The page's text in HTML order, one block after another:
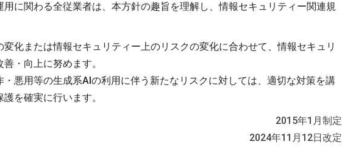
に関わる全従業者は、本方針の趣旨を理解し、情報セキュリティー関連規
化または情報セキュリティー上のリスクの変化に合わせて、情報セキュリ
・向上に努めます。
悪用等の生成系AIの利用に伴う新たなリスクに対しては、適切な対策を講
を確実に行います。
2015年1月制定
2024年11月12日改定